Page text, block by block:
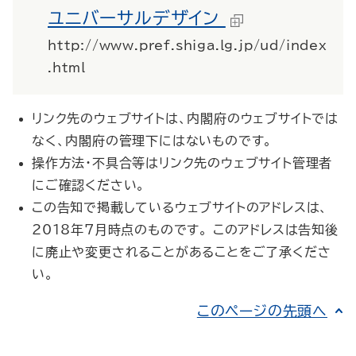
ユニバーサルデザイン
http://www.pref.shiga.lg.jp/ud/index
.html
リンク先のウェブサイトは、内閣府のウェブサイトでは
なく、内閣府の管理下にはないものです。
操作方法・不具合等はリンク先のウェブサイト管理者
にご確認ください。
この告知で掲載しているウェブサイトのアドレスは、
2018年7月時点のものです。 このアドレスは告知後
に廃止や変更されることがあることをご了承くださ
い。
このページの先頭へ